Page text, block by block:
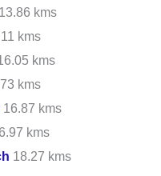
13.86 kms
kms
kms
kms
16.87 kms
kms
18.27 kms